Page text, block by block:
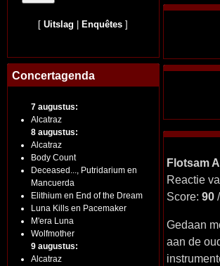
[Uitslag Enquêtes ]
Concertagenda
7 augustus:
Alcatraz
8 augustus:
Alcatraz
Body Count
Deceased..., Putridarium en
Mancuerda
Elithium en End of the Dream
Luna Kills en Pacemaker
M'era Luna
Wolfmother
9 augustus:
Alcatraz
Flotsam
Reactie
Score: 90/
Gedaan
aan de